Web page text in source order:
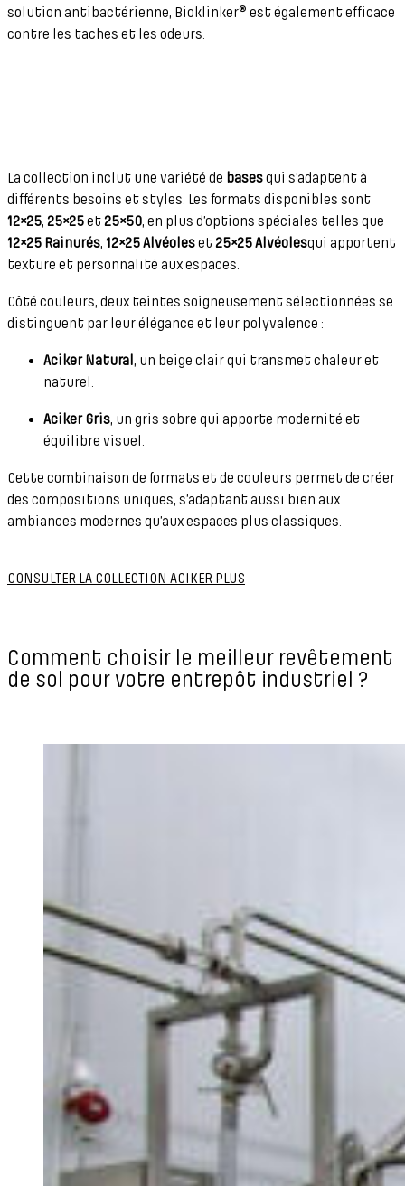
solution antibactérienne, Bioklinker® est également efficace
contre les taches et les odeurs.
La collection inclut une variété de basesqui s’adaptent à
différents besoins et styles. Les formats disponibles sont
12×25, 25×25et25×50, en plus d’options spéciales telles que
12×25 Rainurés, 12×25 Alvéoleset25×25 Alvéolesqui apportent
texture et personnalité aux espaces.
Côté couleurs, deux teintes soigneusement sélectionnées se
distinguent par leur élégance et leur polyvalence :
Aciker Natural , un beige clair qui transmet chaleur et
naturel.
Aciker Gris, un gris sobre qui apporte modernité et
équilibre visuel.
Cette combinaison de formats et de couleurs permet de créer
des compositions uniques, s’adaptant aussi bien aux
ambiances modernes qu’aux espaces plus classiques.
CONSULTER LA COLLECTION ACIKER PLUS
Comment choisir le meilleur revêtement
de sol pour votre entrepôt industriel ?